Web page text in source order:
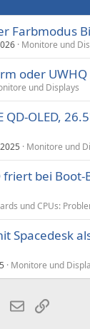
Farbmodus
Monitore und
oder
und Displays
QD-OLED,
Monitore und
bei Boot-
und CPUs:
Spacedesk
Monitore und
E-MailLink